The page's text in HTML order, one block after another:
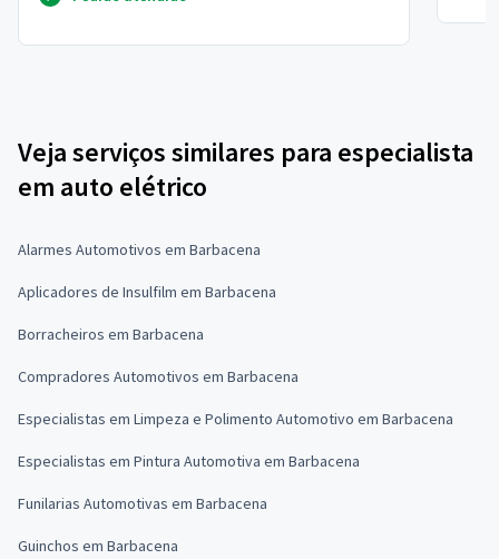
Veja serviços similares para especialista
em auto elétrico
Alarmes Automotivos em Barbacena
Aplicadores de Insulfilm em Barbacena
Borracheiros em Barbacena
Compradores Automotivos em Barbacena
Especialistas em Limpeza e Polimento Automotivo em Barbacena
Especialistas em Pintura Automotiva em Barbacena
Funilarias Automotivas em Barbacena
Guinchos em Barbacena